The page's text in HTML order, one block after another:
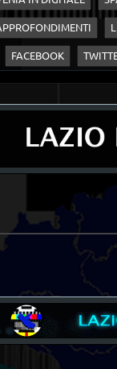
FACEBOOK